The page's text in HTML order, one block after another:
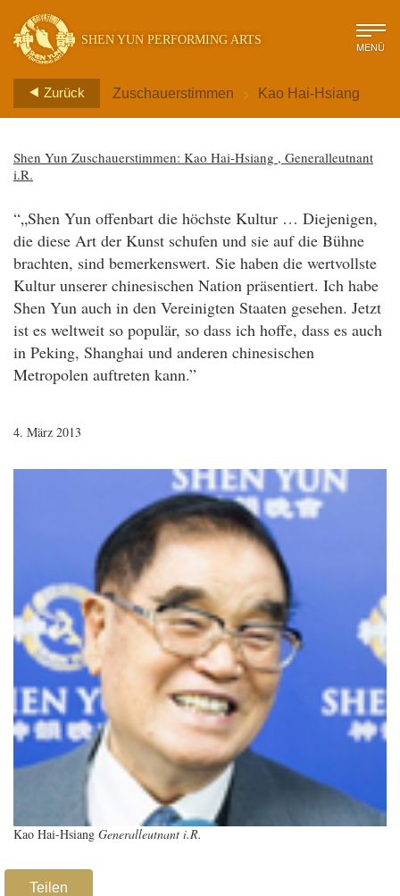
SHEN YUN PERFORMING ARTS MENÜ
Zurück Zuschauerstimmen > Kao Hai-Hsiang
Shen Yun Zuschauerstimmen: Kao Hai-Hsiang , Generalleutnant
i.R.
“„Shen Yun offenbart die höchste Kultur … Diejenigen,
die diese Art der Kunst schufen und sie auf die Bühne
brachten, sind bemerkenswert. Sie haben die wertvollste
Kultur unserer chinesischen Nation präsentiert. Ich habe
Shen Yun auch in den Vereinigten Staaten gesehen. Jetzt
ist es weltweit so populär, so dass ich hoffe, dass es auch
in Peking, Shanghai und anderen chinesischen
Metropolen auftreten kann.”
4. März 2013
Kao Hai-Hsiang Generalleutnant i.R.
Teilen